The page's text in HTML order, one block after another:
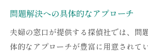
問題解決への具体的なアプローチ
夫婦の窓口が提供する探偵社では、問
体的なアプローチが豊富に用意されて